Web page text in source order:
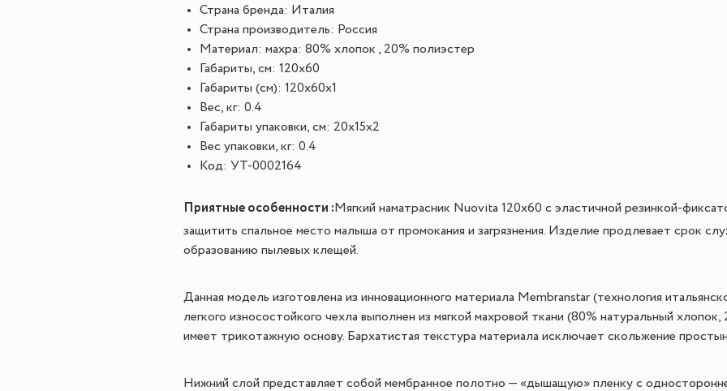
Страна бренда: Италия
Страна производитель: Россия
Материал: махра: 80% хлопок , 20% полиэстер
Габариты, см: 120x60
Габариты (см): 120x60x1
Вес, кг: 0.4
Габариты упаковки, см: 20x15x2
Вес упаковки, кг: 0.4
Код: УТ-0002164
Приятные особенности : Мягкий наматрасник Nuovita 120x60 с эластичной резинкой-
защитить спальное место малыша от промокания и загрязнения. Изделие продлевает срок
образованию пылевых клещей.
Данная модель изготовлена из инновационного материала Membranstar (технология
легкого износостойкого чехла выполнен из мягкой махровой ткани (80% натуральный
имеет трикотажную основу. Бархатистая текстура материала исключает скольжение
Нижний слой представляет собой мембранное полотно — «дышащую» пленку с